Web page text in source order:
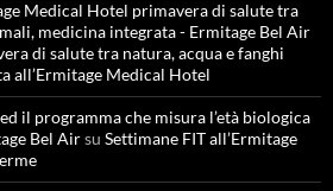
Medical Hotel primavera di salute tra
medicina integrata - Ermitage Bel Air
di salute tra natura, acqua e fanghi
all’Ermitage Medical Hotel
il programma che misura l’età biologica
Bel Airsu Settimane FIT all’Ermitage